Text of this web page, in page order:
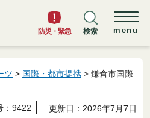
防災・緊急 検索 menu
ツ > 国際・都市提携 > 鎌倉市国際
：9422 更新日：2026年7月7日